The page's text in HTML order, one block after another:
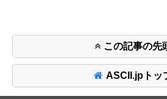
この記事の先
ASCII.jpトッ